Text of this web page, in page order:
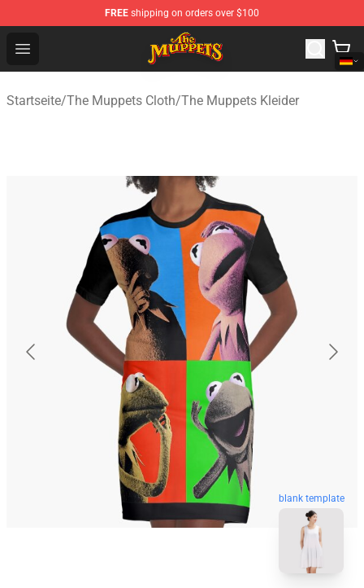
FREE shipping on orders over $100
Open menu
The Muppets Store - Official The Muppets Merchandise
Startseite/The Muppets Cloth/The Muppets Kleider
blank template